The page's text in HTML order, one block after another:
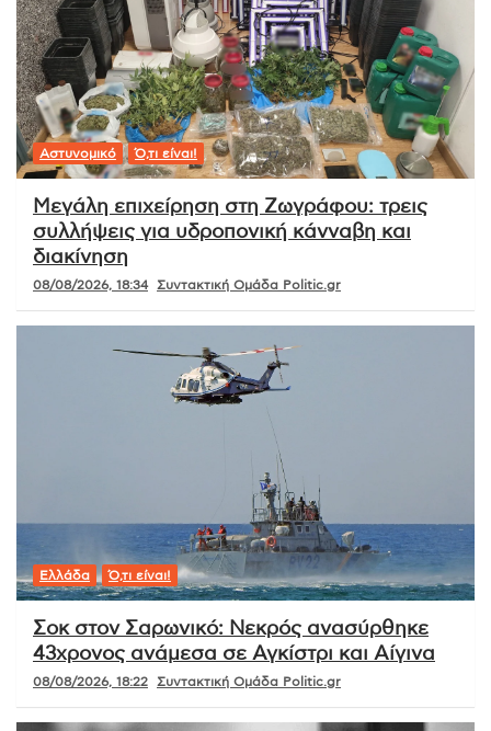
Αστυνομικό Ό,τι είναι!
Μεγάλη επιχείρηση στη Ζωγράφου: τρεις
συλλήψεις για υδροπονική κάνναβη και
διακίνηση
08/08/2026, 18:34 Συντακτική Ομάδα Politic.gr
Ελλάδα Ό,τι είναι!
Σοκ στον Σαρωνικό: Νεκρός ανασύρθηκε
43χρονος ανάμεσα σε Αγκίστρι και Αίγινα
08/08/2026, 18:22 Συντακτική Ομάδα Politic.gr